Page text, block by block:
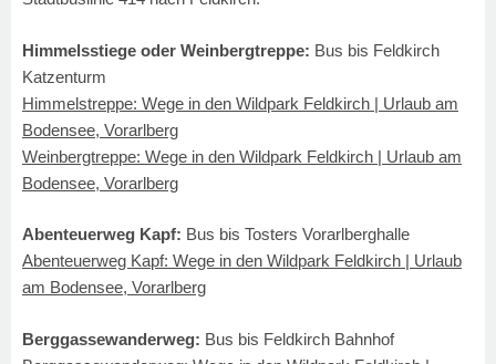
Himmelsstiege oder Weinbergtreppe: Bus bis Feldkirch
Katzenturm
Himmelstreppe: Wege in den Wildpark Feldkirch | Urlaub am
Bodensee, Vorarlberg
Weinbergtreppe: Wege in den Wildpark Feldkirch | Urlaub am
Bodensee, Vorarlberg
Abenteuerweg Kapf: Bus bis Tosters Vorarlberghalle
Abenteuerweg Kapf: Wege in den Wildpark Feldkirch | Urlaub
am Bodensee, Vorarlberg
Berggassewanderweg: Bus bis Feldkirch Bahnhof